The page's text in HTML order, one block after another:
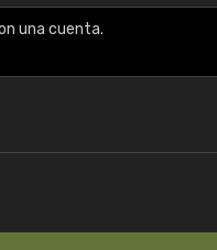
una cuenta.